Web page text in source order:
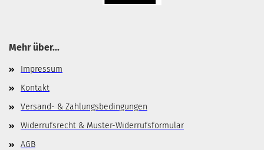
Mehr über...
Impressum
Kontakt
Versand- & Zahlungsbedingungen
Widerrufsrecht & Muster-Widerrufsformular
AGB